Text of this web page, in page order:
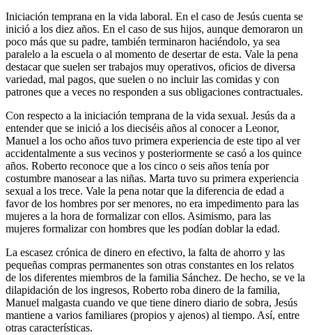
Iniciación temprana en la vida laboral. En el caso de Jesús cuenta se
inició a los diez años. En el caso de sus hijos, aunque demoraron un
poco más que su padre, también terminaron haciéndolo, ya sea
paralelo a la escuela o al momento de desertar de esta. Vale la pena
destacar que suelen ser trabajos muy operativos, oficios de diversa
variedad, mal pagos, que suelen o no incluir las comidas y con
patrones que a veces no responden a sus obligaciones contractuales.
Con respecto a la iniciación temprana de la vida sexual. Jesús da a
entender que se inició a los dieciséis años al conocer a Leonor,
Manuel a los ocho años tuvo primera experiencia de este tipo al ver
accidentalmente a sus vecinos y posteriormente se casó a los quince
años. Roberto reconoce que a los cinco o seis años tenía por
costumbre manosear a las niñas. Marta tuvo su primera experiencia
sexual a los trece. Vale la pena notar que la diferencia de edad a
favor de los hombres por ser menores, no era impedimento para las
mujeres a la hora de formalizar con ellos. Asimismo, para las
mujeres formalizar con hombres que les podían doblar la edad.
La escasez crónica de dinero en efectivo, la falta de ahorro y las
pequeñas compras permanentes son otras constantes en los relatos
de los diferentes miembros de la familia Sánchez. De hecho, se ve la
dilapidación de los ingresos, Roberto roba dinero de la familia,
Manuel malgasta cuando ve que tiene dinero diario de sobra, Jesús
mantiene a varios familiares (propios y ajenos) al tiempo. Así, entre
otras características.